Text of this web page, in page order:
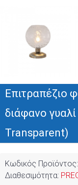
Επιτραπέζιο
διάφανο
Transparent)
Κωδικός Προϊόντος:
Διαθεσιμότητα: